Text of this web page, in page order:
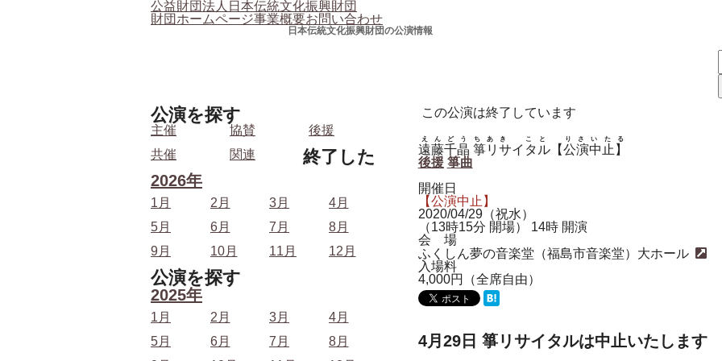
公益財団法人日本伝統文化振興財団
財団ホームページ事業概要お問い合わせ
日本伝統文化振興財団の公演情報
この公演は終了しています
遠藤千晶 箏リサイタル【公演中止】
えんどうちあき こと りさいたる
後援 箏曲
開催日
【公演中止】
2020/04/29（祝水）
（13時15分 開場） 14時 開演
会 場
ふくしん夢の音楽堂（福島市音楽堂）大ホール
入場料
4,000円（全席自由）
4月29日 箏リサイタルは中止いたします
公演を探す
主催 協賛
後援
共催
関連
2026年
1月 2月 3月
4月
5月
6月 7月
8月
9月
10月 11月 12月
終了した
公演を探す
2025年
1月 2月 3月
4月
5月
6月 7月
8月